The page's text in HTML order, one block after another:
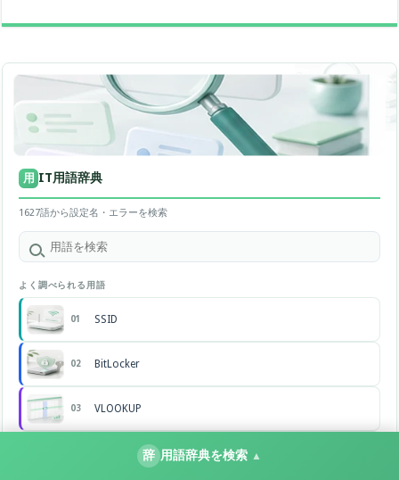
用 IT用語辞典
1627語から設定名・エラーを検索
よく調べられる用語
01 SSID
02 BitLocker
03 VLOOKUP
辞 用語辞典を検索 ▲